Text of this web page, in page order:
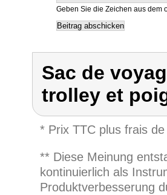
Geben Sie die Zeichen aus dem
Sac de
trolley et
* Prix TTC plus frais
** Diese Meinung
kontinuierlich als
Produktverbesserung